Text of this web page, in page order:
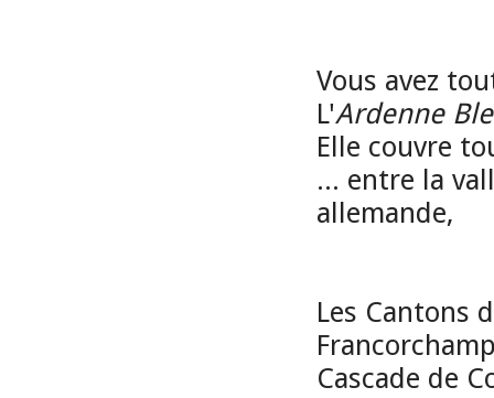
Vous avez
L'Ardenne
Elle couvre
... entre la
allemande,
Les Cantons
Cascade de